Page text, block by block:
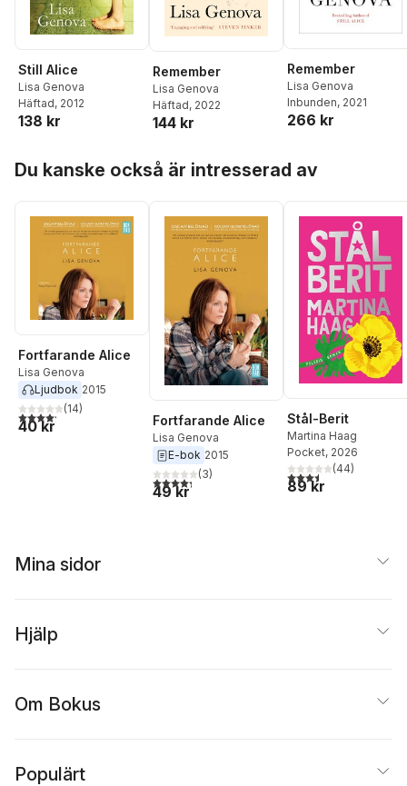
Still Alice
Lisa Genova
Häftad, 2012
138 kr
Remember
Lisa Genova
Häftad, 2022
144 kr
Remember
Lisa Genova
Inbunden, 2021
266 kr
Du kanske också är intresserad av
Fortfarande Alice
Lisa Genova
Ljudbok 2015
4,2utav 5 stjärnor. Totalt antal röster:
(14)
40 kr Fortfarande Alice
Lisa Genova
E-bok 2015
4,3utav 5 stjärnor. Totalt antal röster:
(3)
49 kr
Stål-Berit
Martina Haag
Pocket, 2026
3,5utav 5 stjärnor.
(44)
89 kr
Mina sidor
Hjälp
Om Bokus
Populärt